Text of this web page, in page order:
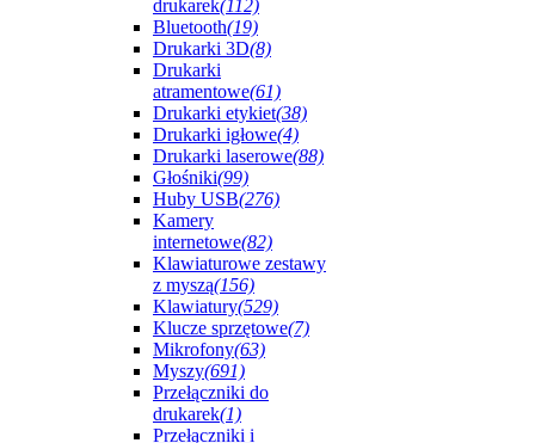
drukarek(112)
Bluetooth(19)
Drukarki 3D(8)
Drukarki
atramentowe(61)
Drukarki etykiet(38)
Drukarki igłowe(4)
Drukarki laserowe(88)
Głośniki(99)
Huby USB(276)
Kamery
internetowe(82)
Klawiaturowe zestawy
z myszą(156)
Klawiatury(529)
Klucze sprzętowe(7)
Mikrofony(63)
Myszy(691)
Przełączniki do
drukarek(1)
Przełączniki i